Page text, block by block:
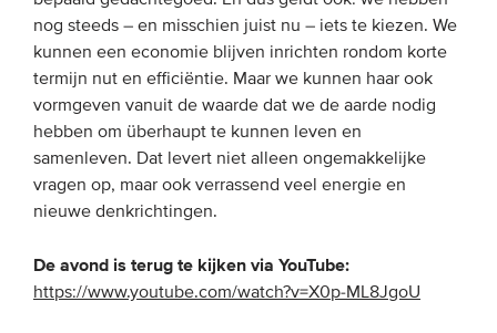
Bestuur
Partners & netwerken
WAT WE DOEN
Engagement
Benchmarking
Kennisdeling
nog steeds – en misschien juist nu – iets te kiezen. We
kunnen een economie blijven inrichten rondom korte
termijn nut en efficiëntie. Maar we kunnen haar ook
vormgeven vanuit de waarde dat we de aarde nodig
hebben om überhaupt te kunnen leven en
samenleven. Dat levert niet alleen ongemakkelijke
vragen op, maar ook verrassend veel energie en
nieuwe denkrichtingen.
De avond is terug te kijken via YouTube:
https://www.youtube.com/watch?v=X0p-ML8JgoU